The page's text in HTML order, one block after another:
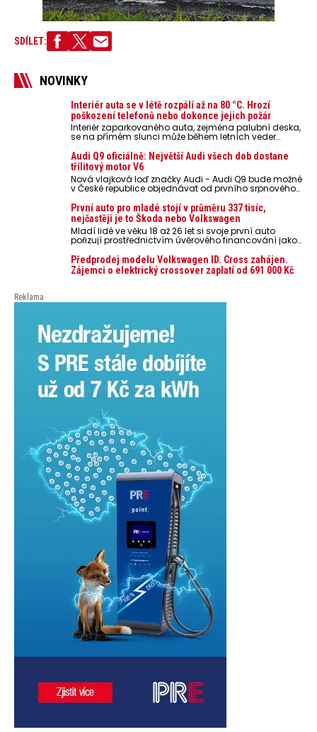
SDÍLET:
NOVINKY
Interiér auta se v létě rozpálí až na 80 °C. Hrozí
poškození telefonů nebo dokonce jejich požár
Interiér zaparkovaného auta, zejména palubní deska,
se na přímém slunci může během letních veder
nebezpečí pro odložené mobilní telefony, powerbanky
nebo notebooky. Můžou urychlit stárnutí baterií,
poškodit elektroniku a ve výjimečných případech i
zvýšit riziko požáru.
Audi Q9 oficiálně: Největší Audi všech dob dostane
třílitový motor V6
Nová vlajková loď značky Audi - Audi Q9 bude možné
v České republice objednávat od prvního srpnového
První auto pro mladé stojí v průměru 337 tisíc,
nejčastěji je to Škoda nebo Volkswagen
Mladí lidé ve věku 18 až 26 let si svoje první auto
pořizují prostřednictvím úvěrového financování jako
auto. Průměrná pořizovací cena vozu dosahuje 337
tisíc korun a průměrná financovaná částka
přesahuje 251 tisíc korun. Vyplývá to z dat Leasingu
Předprodej modelu Volkswagen ID. Cross zahájen.
Zájemci o elektrický crossover zaplatí od 691 000 Kč
Reklama